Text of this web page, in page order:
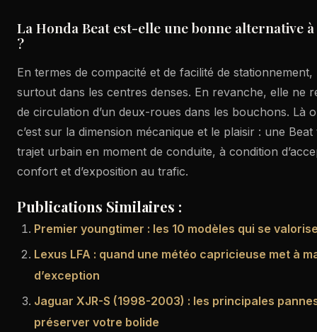
La Honda Beat est-elle une bonne alternative
?
En termes de compacité et de facilité de stationnement,
surtout dans les centres denses. En revanche, elle ne
de circulation d’un deux-roues dans les bouchons. Là
c’est sur la dimension mécanique et le plaisir : une
trajet urbain en moment de conduite, à condition
confort et d’exposition au trafic.
Publications Similaires :
Premier youngtimer : les 10 modèles qui se
Lexus LFA : quand une météo capricieuse met à
d’exception
Jaguar XJR-S (1998-2003) : les principales
préserver votre bolide